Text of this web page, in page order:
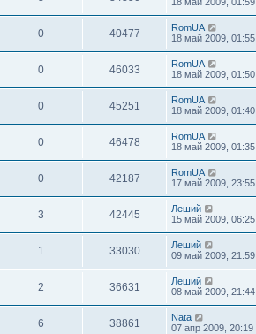
0 40477
RomUA
18 май 2009, 01:55
0 46033
RomUA
18 май 2009, 01:50
0 45251
RomUA
18 май 2009, 01:40
0 46478
RomUA
18 май 2009, 01:35
0 42187
RomUA
17 май 2009, 23:55
3 42445
Леший
15 май 2009, 06:25
1 33030
Леший
09 май 2009, 21:59
2 36631
Леший
08 май 2009, 21:44
6 38861
Nata
07 апр 2009, 20:19